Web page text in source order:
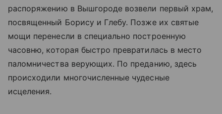
распоряжению в Вышгороде возвели первый храм,
посвященный Борису и Глебу. Позже их святые
мощи перенесли в специально построенную
часовню, которая быстро превратилась в место
паломничества верующих. По преданию, здесь
происходили многочисленные чудесные
исцеления.